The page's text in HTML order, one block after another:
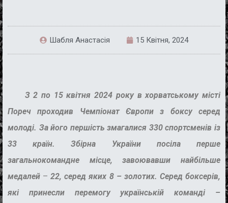
Шабля Анастасія 15 Квітня, 2024
З 2 по 15 квітня 2024 року в хорватському місті
Пореч проходив Чемпіонат Європи з боксу серед
молоді. За його першість змагалися 330 спортсменів із
33 країн. Збірна України посіла перше
загальнокомандне місце, завоювавши найбільше
медалей – 22, серед яких 8 – золотих. Серед боксерів,
які принесли перемогу українській команді –